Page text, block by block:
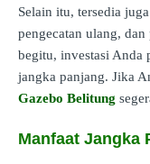
Selain itu, tersedia
pengecatan ulang,
begitu, investasi Anda
jangka panjang. Jika
Gazebo Belitung
Manfaat Jangka